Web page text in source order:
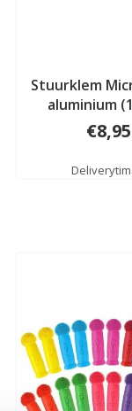
Stuurklem
aluminium
€8,95